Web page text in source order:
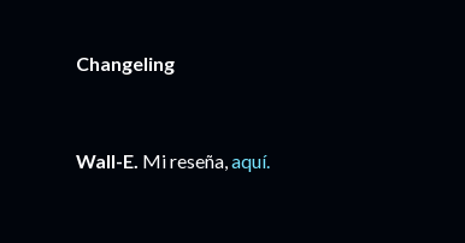
Changeling
Wall-E. Mi reseña,aquí.